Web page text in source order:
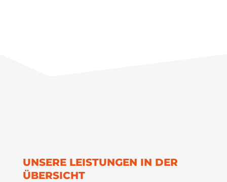
UNSERE LEISTUNGEN IN DER
ÜBERSICHT